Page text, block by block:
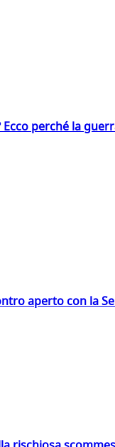
Ecco perché la
aperto con la